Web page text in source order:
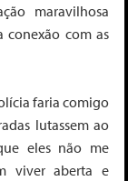
maravilhosa
conexão com as
faria comigo
lutassem ao
eles não me
viver aberta e